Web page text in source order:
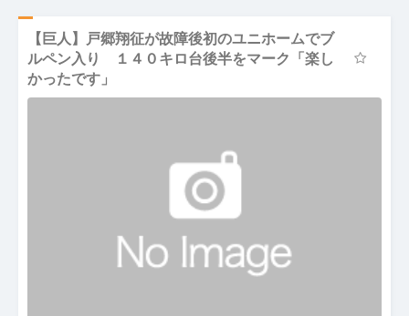
【巨人】戸郷翔征が故障後初のユニホームでブ
ルペン入り １４０キロ台後半をマーク「楽し
かったです」